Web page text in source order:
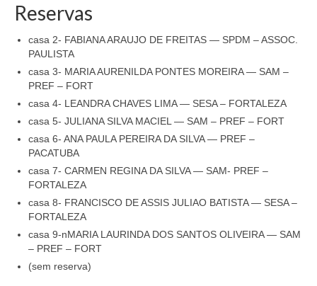
Reservas
casa 2- FABIANA ARAUJO DE FREITAS — SPDM – ASSOC.
PAULISTA
casa 3- MARIA AURENILDA PONTES MOREIRA — SAM –
PREF – FORT
casa 4- LEANDRA CHAVES LIMA — SESA – FORTALEZA
casa 5- JULIANA SILVA MACIEL — SAM – PREF – FORT
casa 6- ANA PAULA PEREIRA DA SILVA — PREF –
PACATUBA
casa 7- CARMEN REGINA DA SILVA — SAM- PREF –
FORTALEZA
casa 8- FRANCISCO DE ASSIS JULIAO BATISTA — SESA –
FORTALEZA
casa 9-nMARIA LAURINDA DOS SANTOS OLIVEIRA — SAM
– PREF – FORT
(sem reserva)